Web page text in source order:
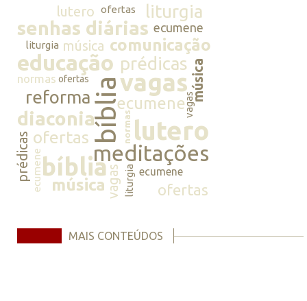
lutero ofertas liturgia
senhas diárias ecumene
liturgia música comunicação
educação prédicasmúsica
normas ofertasbíbliavagas
reforma
diaconia
ecumenevagas
prédicas ofertas normaslutero
meditações
ecumenebíblia
músicavagasliturgia ecumene
ofertas
MAIS CONTEÚDOS